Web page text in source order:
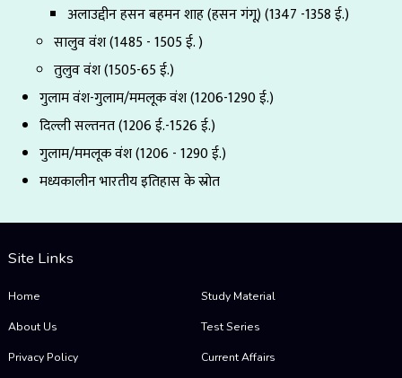
अलाउद्दीन हसन बहमन शाह (हसन गंगू) (1347 -1358 ई.)
सालुव वंश (1485 - 1505 ई. )
तुलुव वंश (1505-65 ई.)
गुलाम वंश-गुलाम/ममलूक वंश (1206-1290 ई.)
दिल्ली सल्तनत (1206 ई.-1526 ई.)
गुलाम/ममलूक वंश (1206 - 1290 ई.)
मध्यकालीन भारतीय इतिहास के स्रोत
Site Links
Home
About Us
Privacy Policy
Study Material
Test Series
Current Affairs